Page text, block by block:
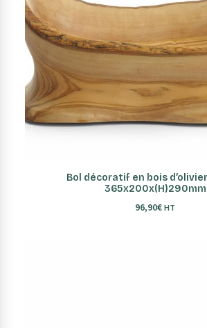
AJOUTER AU PANIER
Bol décoratif en bois
365x200x(H)290mm
96,90€HT